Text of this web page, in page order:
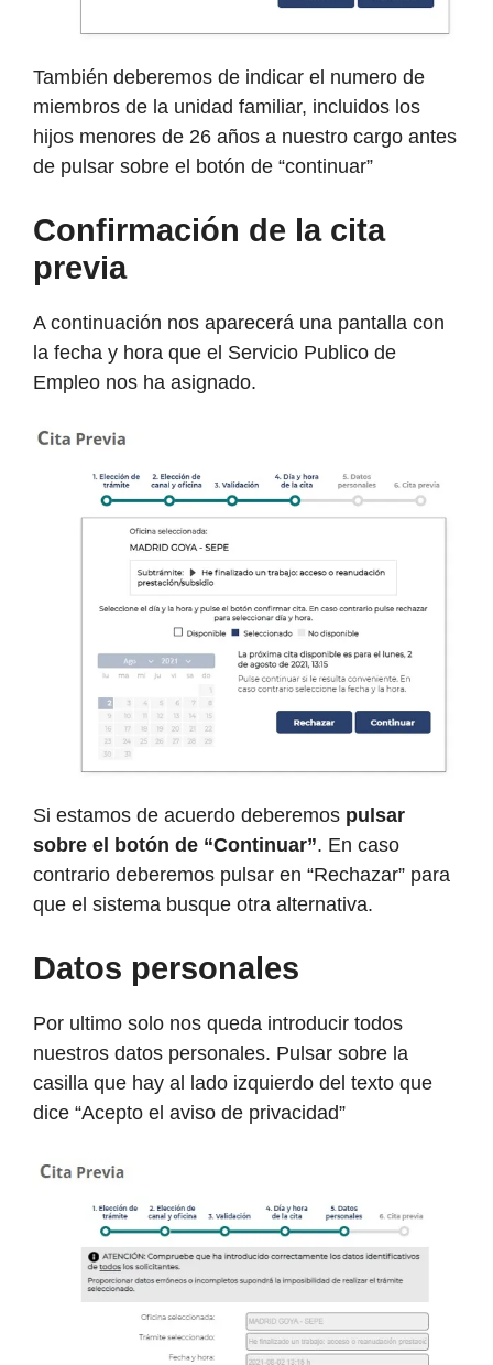
También deberemos de indicar el numero de
miembros de la unidad familiar, incluidos los
hijos menores de 26 años a nuestro cargo antes
de pulsar sobre el botón de “continuar”
Confirmación de la cita
previa
A continuación nos aparecerá una pantalla con
la fecha y hora que el Servicio Publico de
Empleo nos ha asignado.
Si estamos de acuerdo deberemos pulsar
sobre el botón de “Continuar”. En caso
contrario deberemos pulsar en “Rechazar” para
que el sistema busque otra alternativa.
Datos personales
Por ultimo solo nos queda introducir todos
nuestros datos personales. Pulsar sobre la
casilla que hay al lado izquierdo del texto que
dice “Acepto el aviso de privacidad”